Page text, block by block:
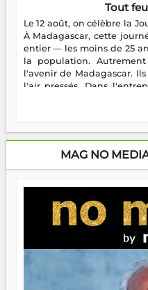
Tout
Le 12 août, on célèbre la
À Madagascar, cette
entier — les moins de 25
la population.
l'avenir de Madagascar.
l'air pressés. Dans
plus nombreux à se
sans filet, souvent sans
dorment vraiment la nuit.
encore meilleures. Aina
Prix RFI Instrumental
jeunes qui tiennent la
s'arrêter là, applaudir et
serait passer à côté d'une
brûle fort — et parfois,
direction peut éclairer
là que les aînés entrent
gouvernail, mais pour
ont la force, les vieux ont
n'est pas un combat de
MAG NO